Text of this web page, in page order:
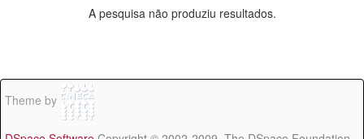
A pesquisa não produziu resultados.
Theme by